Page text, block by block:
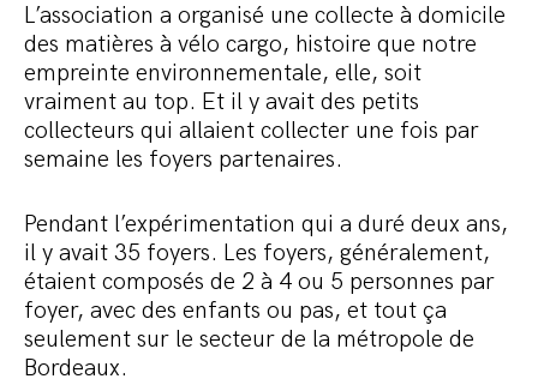
L’association a organisé une collecte à domicile
des matières à vélo cargo, histoire que notre
empreinte environnementale, elle, soit
vraiment au top. Et il y avait des petits
collecteurs qui allaient collecter une fois par
semaine les foyers partenaires.
Pendant l’expérimentation qui a duré deux ans,
il y avait 35 foyers. Les foyers, généralement,
étaient composés de 2 à 4 ou 5 personnes par
foyer, avec des enfants ou pas, et tout ça
seulement sur le secteur de la métropole de
Bordeaux.